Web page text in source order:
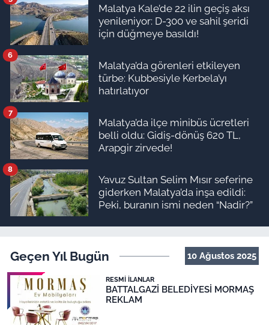
Malatya Kale’de 22 ilin geçiş aksı
yenileniyor: D-300 ve sahil şeridi
için düğmeye basıldı!
Malatya’da görenleri etkileyen
türbe: Kubbesiyle Kerbela’yı
hatırlatıyor
6
Malatya’da ilçe minibüs ücretleri
belli oldu: Gidiş-dönüş 620 TL,
Arapgir zirvede!
7
Yavuz Sultan Selim Mısır seferine
giderken Malatya’da inşa edildi:
Peki, buranın ismi neden “Nadir?”
8
Geçen Yıl Bugün 10 Ağustos 2025
RESMI İLANLAR
BATTALGAZİ BELEDİYESİ MORMAŞ
REKLAM